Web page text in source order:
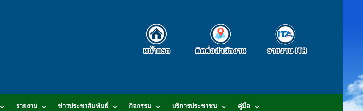
รายงาน ข่าวประชาสัมพันธ์ กิจกรรม บริการประชาชน คู่มือ